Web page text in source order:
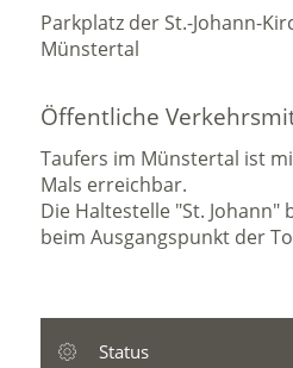
Parkplatz der St.-Johann-
Münstertal
Öffentliche
Taufers im Münstertal ist
Mals erreichbar.
Die Haltestelle "St.
beim Ausgangspunkt der
Status